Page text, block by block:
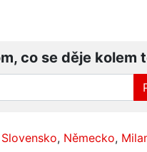
co se děje kolem
Slovensko, Německo,